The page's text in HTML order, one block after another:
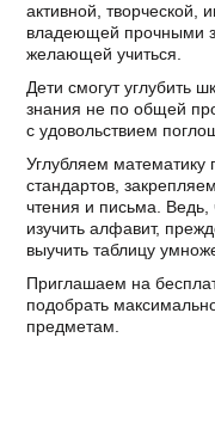
активной, творческой,
владеющей прочными
желающей учиться.
Дети смогут углубить
знания не по общей
с удовольствием
Углубляем математику
стандартов,
чтения и письма.
изучить алфавит,
выучить таблицу
Приглашаем на
подобрать
предметам.